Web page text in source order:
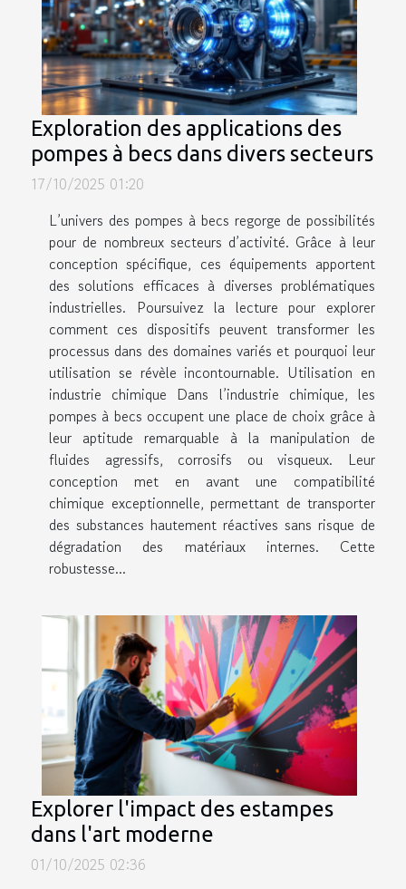
Exploration des applications des
pompes à becs dans divers secteurs
17/10/2025 01:20
L’univers des pompes à becs regorge de possibilités
pour de nombreux secteurs d’activité. Grâce à leur
conception spécifique, ces équipements apportent
des solutions efficaces à diverses problématiques
industrielles. Poursuivez la lecture pour explorer
comment ces dispositifs peuvent transformer les
processus dans des domaines variés et pourquoi leur
utilisation se révèle incontournable. Utilisation en
industrie chimique Dans l’industrie chimique, les
pompes à becs occupent une place de choix grâce à
leur aptitude remarquable à la manipulation de
fluides agressifs, corrosifs ou visqueux. Leur
conception met en avant une compatibilité
chimique exceptionnelle, permettant de transporter
des substances hautement réactives sans risque de
dégradation des matériaux internes. Cette
robustesse...
Explorer l'impact des estampes
dans l'art moderne
01/10/2025 02:36